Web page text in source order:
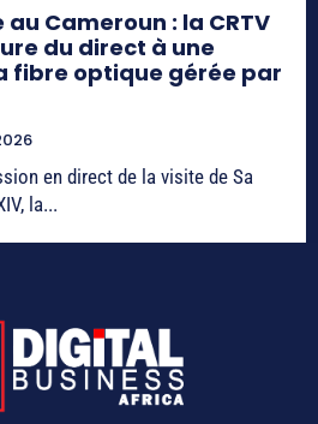
Cameroun : la CRTV
du direct à une
fibre optique gérée par
en direct de la visite de Sa
la...